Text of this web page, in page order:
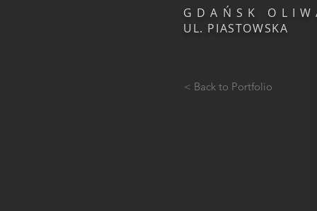
G D A Ń S K O L I
UL. PIASTOWSKA
< Back to Portfolio